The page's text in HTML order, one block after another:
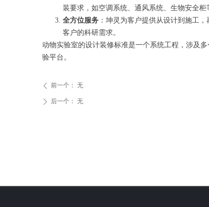
装要求，如空调系统、通风系统、生物安全
全方位服务 ：坤灵为客户提供从设计到施工
客户的科研需求。
动物实验室的设计装修标准是一个系统工程，涉及
验平台。
ꄴ 前一个： 无
ꄲ 后一个： 无